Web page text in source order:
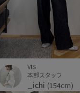
VIS
本部スタッフ
_ichi (154cm)